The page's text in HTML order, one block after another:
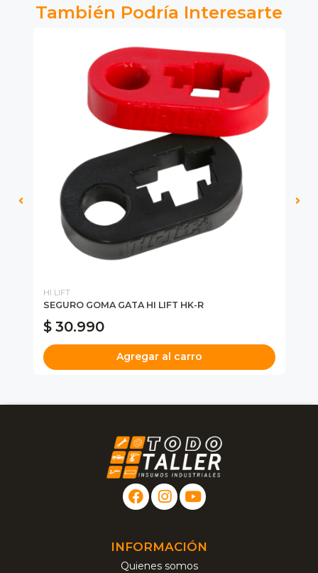
También Podría Interesarte
HI LIFT
SEGURO GOMA GATA HI LIFT HK-R
$ 30.990
Agregar al carro
INFORMACIÓN
Quienes somos